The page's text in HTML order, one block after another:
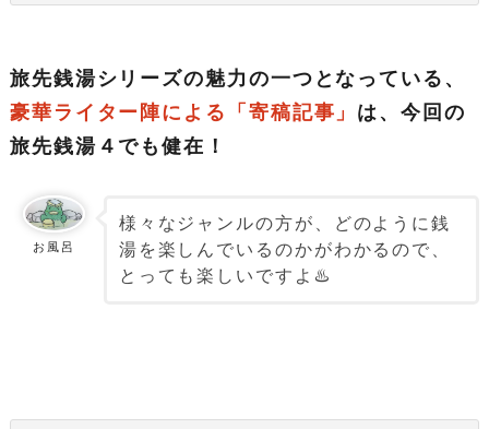
旅先銭湯シリーズの魅力の一つとなっている、
豪華ライター陣による「寄稿記事」 は、今回の
旅先銭湯４でも健在！
お風呂
様々なジャンルの方が、どのように銭
湯を楽しんでいるのかがわかるので、
とっても楽しいですよ♨️